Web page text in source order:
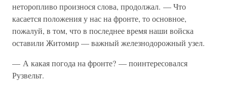
неторопливо произнося слова, продолжал. — Что
касается положения у нас на фронте, то основное,
пожалуй, в том, что в последнее время наши войска
оставили Житомир — важный железнодорожный узел.
— А какая погода на фронте? — поинтересовался
Рузвельт.